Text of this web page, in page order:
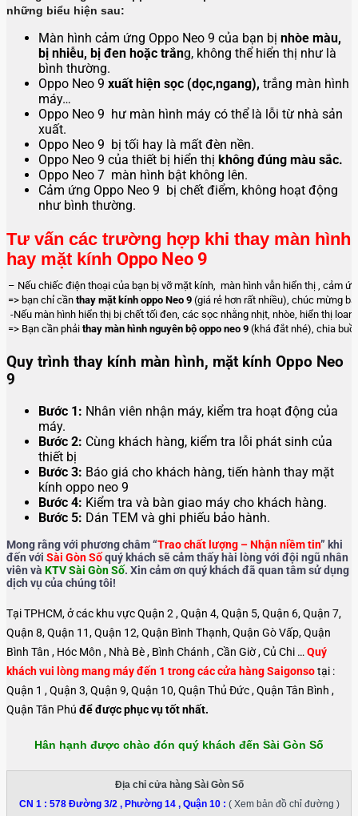
những biểu hiện sau:
Màn hình cảm ứng Oppo Neo 9 của bạn bị nhòe màu,
bị nhiễu, bị đen hoặc trắng, không thể hiển thị như là
bình thường.
Oppo Neo 9 xuất hiện sọc (dọc,ngang), trắng màn hình
máy…
Oppo Neo 9 hư màn hình máy có thể là lỗi từ nhà sản
xuất.
Oppo Neo 9 bị tối hay là mất đèn nền.
Oppo Neo 9 của thiết bị hiển thị không đúng màu sắc.
Oppo Neo 7 màn hình bật không lên.
Cảm ứng Oppo Neo 9 bị chết điểm, không hoạt động
như bình thường.
Tư vấn các trường hợp khi thay màn hình
hay mặt kính Oppo Neo 9
– Nếu chiếc điện thoại của bạn bị vỡ mặt kính, màn hình vẫn hiển thị , cảm
=> bạn chỉ cần thay mặt kính oppo Neo 9 (giá rẻ hơn rất nhiều), chúc mừng
-Nếu màn hình hiển thị bị chết tối đen, các sọc nhằng nhịt, nhòe, hiển thị
=> Bạn cần phải thay màn hình nguyên bộ oppo neo 9 (khá đắt nhé), chia
Quy trình thay kính màn hình, mặt kính Oppo Neo
9
Bước 1: Nhân viên nhận máy, kiểm tra hoạt động của
máy.
Bước 2: Cùng khách hàng, kiểm tra lỗi phát sinh của
thiết bị
Bước 3: Báo giá cho khách hàng, tiến hành thay mặt
kính oppo neo 9
Bước 4: Kiểm tra và bàn giao máy cho khách hàng.
Bước 5: Dán TEM và ghi phiếu bảo hành.
Mong rằng với phương châm “Trao chất lượng – Nhận niềm tin” khi
đến với Sài Gòn Sốquý khách sẽ cảm thấy hài lòng với đội ngũ nhân
viên và KTV Sài Gòn Số. Xin cảm ơn quý khách đã quan tâm sử dụng
dịch vụ của chúng tôi!
Tại TPHCM, ở các khu vực Quận 2 , Quận 4, Quận 5, Quận 6, Quận 7,
Quận 8, Quận 11, Quận 12, Quận Bình Thạnh, Quận Gò Vấp, Quận
Bình Tân , Hóc Môn , Nhà Bè , Bình Chánh , Cần Giờ , Củ Chi … Quý
khách vui lòng mang máy đến 1 trong các cửa hàng Saigonsotại :
Quận 1 , Quận 3, Quận 9, Quận 10, Quận Thủ Đức , Quận Tân Bình ,
Quận Tân Phú để được phục vụ tốt nhất.
Hân hạnh được chào đón quý khách đến Sài Gòn Số
Địa chỉ cửa hàng Sài Gòn Số
CN 1 : 578 Đường 3/2 , Phường 14 , Quận 10: ( Xem bản đồ chỉ đường )